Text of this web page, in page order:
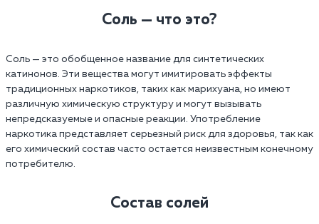
Соль — что это?
Соль — это обобщенное название для синтетических
катинонов. Эти вещества могут имитировать эффекты
традиционных наркотиков, таких как марихуана, но имеют
различную химическую структуру и могут вызывать
непредсказуемые и опасные реакции. Употребление
наркотика представляет серьезный риск для здоровья, так как
его химический состав часто остается неизвестным конечному
потребителю.
Состав солей